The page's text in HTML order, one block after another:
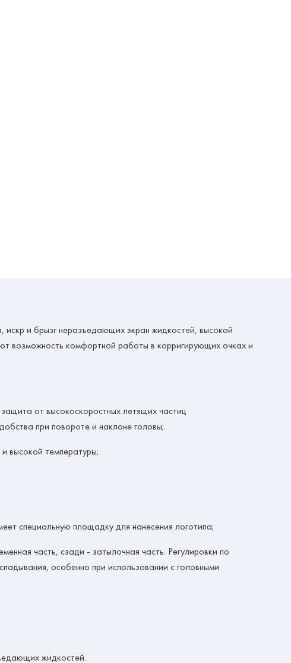
искр и брызг неразъедающих экран жидкостей, высокой
возможность комфортной работы в корригирующих очках и
от высокоскоростных летящих частиц
при повороте и наклоне головы;
высокой температуры;
специальную площадку для нанесения логотипа;
часть, сзади - затылочная часть. Регулировки по
особенно при использовании с головными
жидкостей.